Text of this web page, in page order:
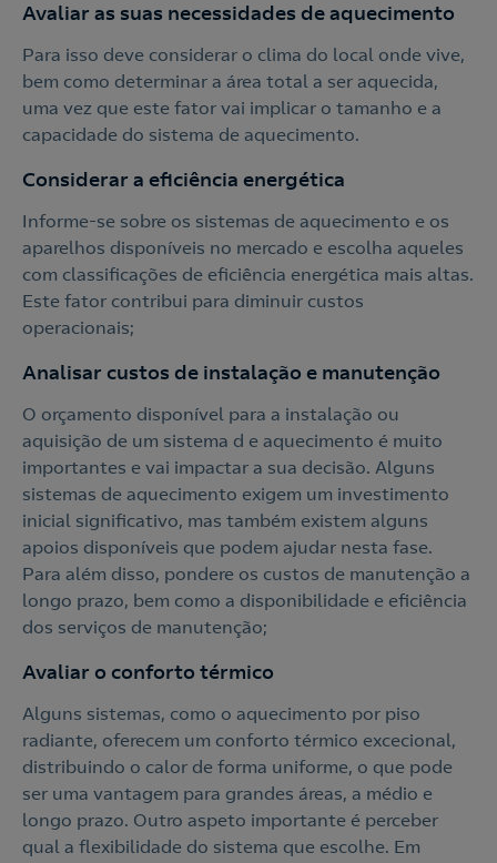
Avaliar as suas necessidades de aquecimento
Para isso deve considerar o clima do local onde vive,
bem como determinar a área total a ser aquecida,
uma vez que este fator vai implicar o tamanho e a
capacidade do sistema de aquecimento.
Considerar a eficiência energética
Informe-se sobre os sistemas de aquecimento e os
aparelhos disponíveis no mercado e escolha aqueles
com classificações de eficiência energética mais altas.
Este fator contribui para diminuir custos
operacionais;
Analisar custos de instalação e manutenção
O orçamento disponível para a instalação ou
aquisição de um sistema d e aquecimento é muito
importantes e vai impactar a sua decisão. Alguns
sistemas de aquecimento exigem um investimento
inicial significativo, mas também existem alguns
apoios disponíveis que podem ajudar nesta fase.
Para além disso, pondere os custos de manutenção a
longo prazo, bem como a disponibilidade e eficiência
dos serviços de manutenção;
Avaliar o conforto térmico
Alguns sistemas, como o aquecimento por piso
radiante, oferecem um conforto térmico excecional,
distribuindo o calor de forma uniforme, o que pode
ser uma vantagem para grandes áreas, a médio e
longo prazo. Outro aspeto importante é perceber
qual a flexibilidade do sistema que escolhe. Em